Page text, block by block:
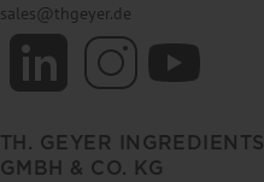
sales@thgeyer.de
TH. GEYER INGREDIENTS
GMBH & CO. KG